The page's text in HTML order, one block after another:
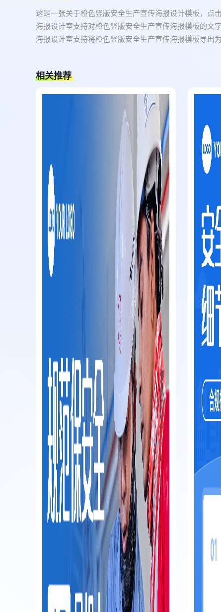
这是一张关于橙色竖版安全生产宣传海报设计模板，点
海报设计室支持对橙色竖版安全生产宣传海报模板的文
海报设计室支持将橙色竖版安全生产宣传海报模板导出
相关推荐